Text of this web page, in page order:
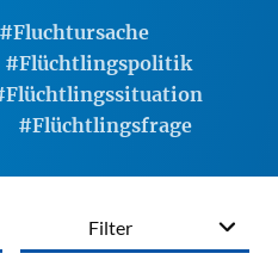
#Fluchtursache
#Flüchtlingspolitik
#Flüchtlingsfrage
Filter